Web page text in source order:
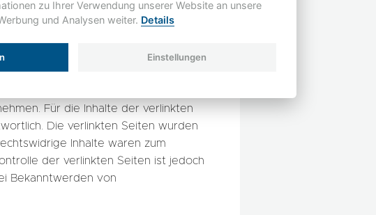
Eine diesbezügliche Haftung ist
möglich. Bei Bekanntwerden von
entfernen.
wir keinen Einfluss haben.
Für die Inhalte der verlinkten
Die verlinkten Seiten wurden
Inhalte waren zum
der verlinkten Seiten ist jedoch
Bekanntwerden von
zu Ihrer Verwendung unserer Website an unsere
und Analysen weiter. Details
Einstellungen